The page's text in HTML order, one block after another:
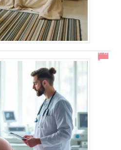
En combien de temps se résorbe un décollement placentaire ?